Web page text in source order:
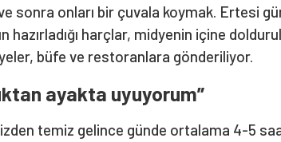
sonra onları bir çuvala koymak. Ertesi
hazırladığı harçlar, midyenin içine
büfe ve restoranlara gönderiliyor.
ayakta uyuyorum”
temiz gelince günde ortalama 4-5